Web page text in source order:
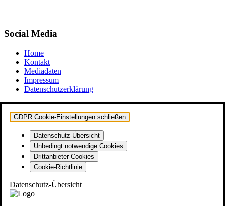
Social Media
Home
Kontakt
Mediadaten
Impressum
Datenschutzerklärung
GDPR Cookie-Einstellungen schließen
Datenschutz-Übersicht
Unbedingt notwendige Cookies
Drittanbieter-Cookies
Cookie-Richtlinie
Datenschutz-Übersicht